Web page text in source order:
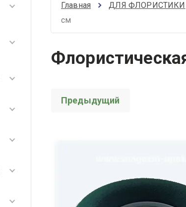
Главная ДЛЯ ФЛОРИСТИКИ
см
Предыдущий